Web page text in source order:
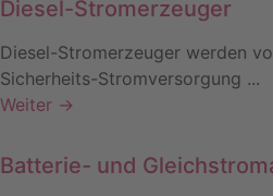
Diesel-Stromerzeuger
Diesel-Stromerzeuger werden
Sicherheits-Stromversorgung ...
Weiter →
Batterie- und